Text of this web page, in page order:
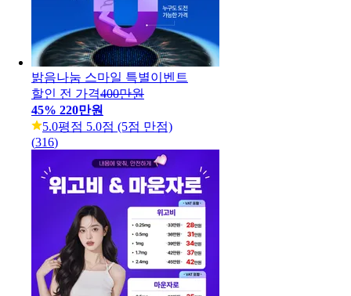
밝음나눔 스마일 특별이벤트
할인 전 가격400만원
45% 220만원
5.0평점 5.0점 (5점 만점)
(316)